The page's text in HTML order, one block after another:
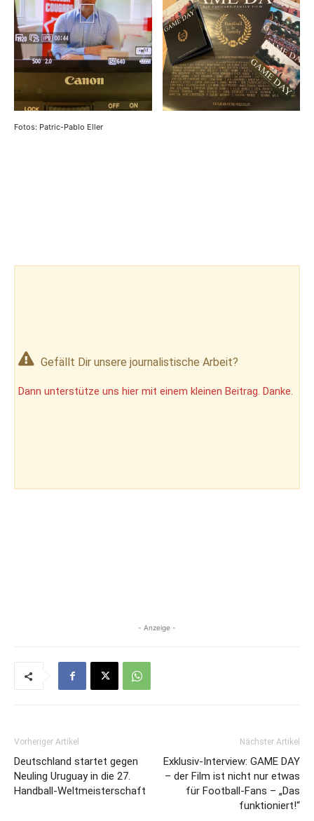
Fotos: Patric-Pablo Eller
Gefällt Dir unsere journalistische Arbeit?
Dann unterstütze uns hier mit einem kleinen Beitrag. Danke.
- Anzeige -
Vorheriger Artikel
Deutschland startet gegen
Neuling Uruguay in die 27.
Handball-Weltmeisterschaft
Nächster Artikel
Exklusiv-Interview: GAME DAY
– der Film ist nicht nur etwas
für Football-Fans – „Das
funktioniert!“